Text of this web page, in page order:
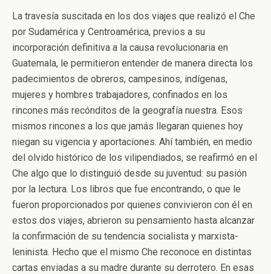
La travesía suscitada en los dos viajes que realizó el Che
por Sudamérica y Centroamérica, previos a su
incorporación definitiva a la causa revolucionaria en
Guatemala, le permitieron entender de manera directa los
padecimientos de obreros, campesinos, indígenas,
mujeres y hombres trabajadores, confinados en los
rincones más recónditos de la geografía nuestra. Esos
mismos rincones a los que jamás llegaran quienes hoy
niegan su vigencia y aportaciones. Ahí también, en medio
del olvido histórico de los vilipendiados, se reafirmó en el
Che algo que lo distinguió desde su juventud: su pasión
por la lectura. Los libros que fue encontrando, o que le
fueron proporcionados por quienes convivieron con él en
estos dos viajes, abrieron su pensamiento hasta alcanzar
la confirmación de su tendencia socialista y marxista-
leninista. Hecho que el mismo Che reconoce en distintas
cartas enviadas a su madre durante su derrotero. En esas